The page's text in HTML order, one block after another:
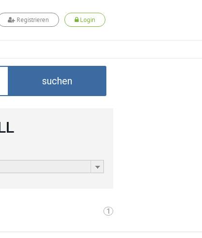
Registrieren Login
suchen
1